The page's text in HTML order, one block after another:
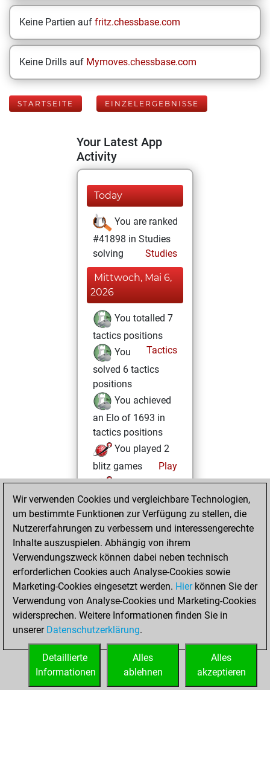
Keine Partien auf fritz.chessbase.com
Keine Drills auf Mymoves.chessbase.com
STARTSEITE EINZELERGEBNISSE
Your Latest App
Activity
Today
You are ranked
#41898 in Studies
solving
Studies
Mittwoch, Mai 6,
2026
You totalled 7
tactics positions
Tactics
You
solved 6 tactics
positions
You achieved
an Elo of 1693 in
tactics positions
You played 2
blitz games
Play
You scored +1
=0 -1 in blitz
You played 5
bullet games
You scored +3
=0 -2 in bullet
Dienstag, Mai 5,
2026
You created
your Studies account
Studies
Wir verwenden Cookies und vergleichbare Technologien,
um bestimmte Funktionen zur Verfügung zu stellen, die
Nutzererfahrungen zu verbessern und interessengerechte
Inhalte auszuspielen. Abhängig von ihrem
Verwendungszweck können dabei neben technisch
erforderlichen Cookies auch Analyse-Cookies sowie
Marketing-Cookies eingesetzt werden. Hierkönnen Sie der
Verwendung von Analyse-Cookies und Marketing-Cookies
widersprechen. Weitere Informationen finden Sie in
unserer Datenschutzerklärung.
Alles
akzeptieren
Alles
ablehnen
Detaillierte
Informationen